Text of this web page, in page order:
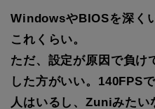
WindowsやBIOSを深く
これくらい。
ただ、設定が原因で負け
した方がいい。140FPS
人はいるし、Zuniみたい